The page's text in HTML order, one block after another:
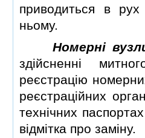
приводиться в
ньому.
Номернi
здiйсненнi
реєстрацiю
реєстрацiйних
технiчних
вiдмiтка про замiну.